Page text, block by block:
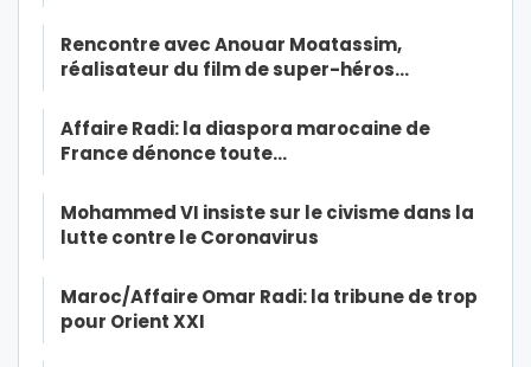
Rencontre avec Anouar Moatassim,
réalisateur du film de super-héros…
Affaire Radi: la diaspora marocaine de
France dénonce toute…
Mohammed VI insiste sur le civisme dans la
lutte contre le Coronavirus
Maroc/Affaire Omar Radi: la tribune de trop
pour Orient XXI